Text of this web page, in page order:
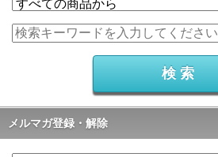
メルマガ登録・解除